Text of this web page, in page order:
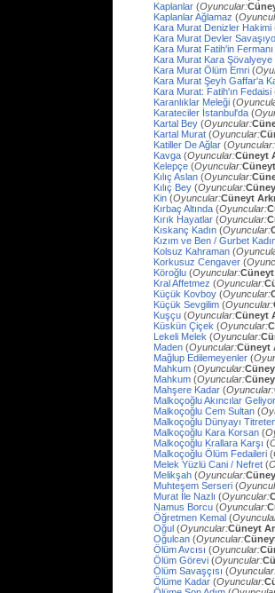
Kaplanlar (Oyuncular:
Kaplanlar Ağlamaz (
Kara Murat Denizler Hakimi
Kara Murat Devler
Kara Murat Fatih'in Fermanı
Kara Murat Kara Şövalyeye
Kara Murat Ölüm Emri (
Kara Murat Şeyh Gaffar'a
Kara Murat: Fatih'ın Fedaisi
Karanlıklar Meleği (
Karateciler İstanbul'da (
Kartal Bey (Oyuncular:
Kartal Murat (Oyuncular:
Katiller De Ağlar (Oyuncular:
Kavga (Oyuncular:Cüneyt
Kelepçe (Oyuncular:
Kılıç Aslan (Oyuncular:
Kılıç Bey (Oyuncular:
Kin (Oyuncular:Cüneyt
Kırbaç Altında (Oyuncular:
Kırık Hayatlar (Oyuncular:
Kıskanç Kadın (Oyuncular:
Kızım ve Ben / Gurbet
Kolsuz Kahraman (
Korkusuz Cengaver (
Köroğlu (Oyuncular:Cüneyt
Kral Affetmez (Oyuncular:
Küçük Kovboy (Oyuncular:
Küçük Sevgilim (Oyuncular:
Kuşçu (Oyuncular:Cüneyt
Küskün Çiçek (Oyuncular:
Lekeli Melek (Oyuncular:
Maden (Oyuncular:Cüneyt
Mağlup Edilemeyenler (
Mahkum (Oyuncular:
Mahkum (Oyuncular:
Mahşere Kadar (Oyuncular:
Malkoçoğlu Akıncılar Geliyor
Malkoçoğlu Cem Sultan (
Malkoçoğlu Dünyayı
Malkoçoğlu Kara Korsan (
Malkoçoğlu Krallara Karşı (
Malkoçoğlu Ölüm Fedaileri (
Melek Yüzlü Cani / Nefret (
Melikşah (Oyuncular:
Muhteşem Serseri (
Murat İle Nazlı (Oyuncular:
Namus Borcu (Oyuncular:
Öğretmen Kemal (
Oğul (Oyuncular:Cüneyt
Oğulcan (Oyuncular:
Ölüm Avcısı (Oyuncular:
Ölüm Görevi (Oyuncular:
Ölüm Savaşçısı (
Ölüme Kadar (Oyuncular: